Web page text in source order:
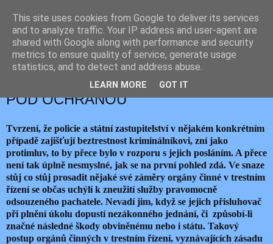
JEMELIK ZDENĚK
úterý 2. srpna 2016
SPOLUPRACUJÍCÍ KRIMINÁLNÍCI
POD OCHRANOU
Tvrzení, že policie a státní zastupitelství v nějakém konkrétním
případě zajišťují beztrestnost kriminálníkovi, zní jako
protimluv, to by přece bylo v rozporu s jejich posláním. A přece
není tak úplně nesmyslné, jak se na první pohled zdá. Ve snaze
stůj co stůj prosadit nějaké své záměry orgány činné v trestním
řízení se občas uchýlí k zneužití služby pravomocně
odsouzeného pachatele. Nevadí jim, když se jejich přisluhovač
při plnění úkolu dopustí nezákonného jednání, či způsobí-li
značné následné škody obviněnému nebo i státu. Takový
postup orgánů činných v trestním řízení, vyznávajících zásadu
This site uses cookies from Google to deliver its services
and to analyze traffic. Your IP address and user-agent are
shared with Google along with performance and security
metrics to ensure quality of service, generate usage
statistics, and to detect and address abuse.
LEARN MORE GOT IT